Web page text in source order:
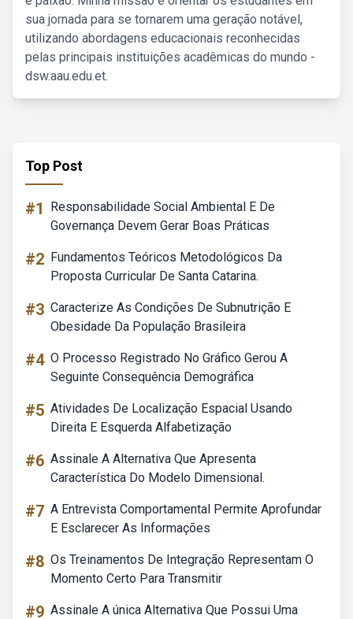
sua jornada para se tornarem uma geração notável,
utilizando abordagens educacionais reconhecidas
pelas principais instituições acadêmicas do mundo -
dsw.aau.edu.et.
Top Post
#1
Responsabilidade Social Ambiental E De
Governança Devem Gerar Boas Práticas
#2 Fundamentos Teóricos Metodológicos Da
Proposta Curricular De Santa Catarina.
#3 Caracterize As Condições De Subnutrição E
Obesidade Da População Brasileira
#4 O Processo Registrado No Gráfico Gerou A
Seguinte Consequência Demográfica
#5 Atividades De Localização Espacial Usando
Direita E Esquerda Alfabetização
#6 Assinale A Alternativa Que Apresenta
Característica Do Modelo Dimensional.
#7 A Entrevista Comportamental Permite Aprofundar
E Esclarecer As Informações
#8 Os Treinamentos De Integração Representam O
Momento Certo Para Transmitir
#9 Assinale A única Alternativa Que Possui Uma